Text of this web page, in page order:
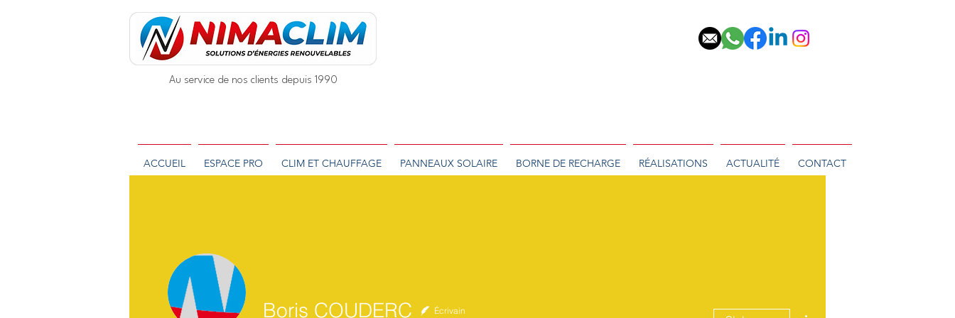
Au service de nos clients depuis 1990
ACCUEIL ESPACE PRO CLIM ET CHAUFFAGE PANNEAUX SOLAIRE BORNE DE RECHARGE RÉALISATIONS ACTUALITÉ CONTACT
Boris COUDERC Écrivain